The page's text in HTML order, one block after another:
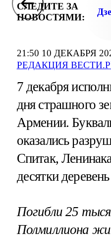
21:50 10 ДЕКАБРЯ
РЕДАКЦИЯ
СЛЕДИТЕ ЗА
НОВОСТЯМИ:
7 декабря
дня страшного
Армении.
оказались
Спитак,
десятки
Погибли 25
Полмиллиона